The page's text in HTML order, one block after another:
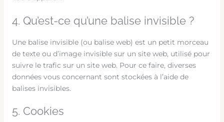
4. Qu’est-ce qu’une balise invisible ?
Une balise invisible (ou balise web) est un petit morceau
de texte ou d’image invisible sur un site web, utilisé pour
suivre le trafic sur un site web. Pour ce faire, diverses
données vous concernant sont stockées à l’aide de
balises invisibles.
5. Cookies